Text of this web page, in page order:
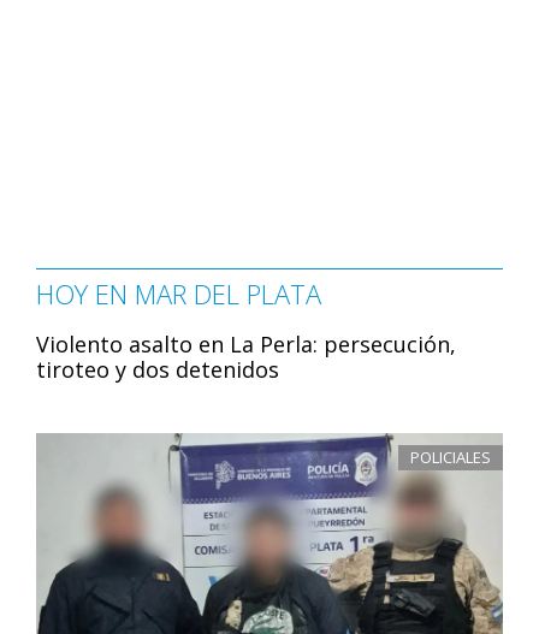
HOY EN MAR DEL PLATA
Violento asalto en La Perla: persecución,
tiroteo y dos detenidos
POLICIALES